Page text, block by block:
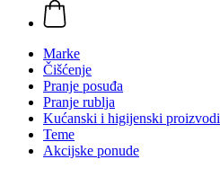
Marke
Čišćenje
Pranje posuđa
Pranje rublja
Kućanski i higijenski proizvodi
Teme
Akcijske ponude